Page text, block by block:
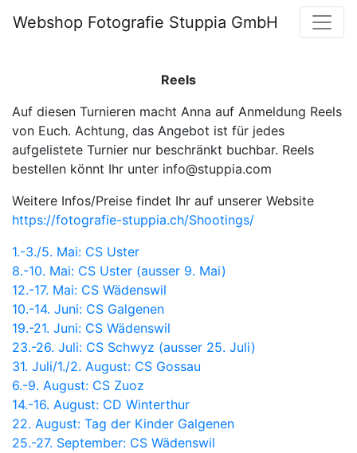
Webshop Fotografie Stuppia GmbH
Reels
Auf diesen Turnieren macht Anna auf Anmeldung Reels
von Euch. Achtung, das Angebot ist für jedes
aufgelistete Turnier nur beschränkt buchbar. Reels
bestellen könnt Ihr unter info@stuppia.com
Weitere Infos/Preise findet Ihr auf unserer Website
https://fotografie-stuppia.ch/Shootings/
1.-3./5. Mai: CS Uster
8.-10. Mai: CS Uster (ausser 9. Mai)
12.-17. Mai: CS Wädenswil
10.-14. Juni: CS Galgenen
19.-21. Juni: CS Wädenswil
23.-26. Juli: CS Schwyz (ausser 25. Juli)
31. Juli/1./2. August: CS Gossau
6.-9. August: CS Zuoz
14.-16. August: CD Winterthur
22. August: Tag der Kinder Galgenen
25.-27. September: CS Wädenswil